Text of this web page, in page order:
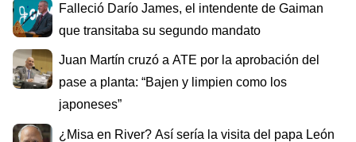
Falleció Darío James, el intendente de Gaiman
que transitaba su segundo mandato
Juan Martín cruzó a ATE por la aprobación del
pase a planta: “Bajen y limpien como los
japoneses”
¿Misa en River? Así sería la visita del papa León